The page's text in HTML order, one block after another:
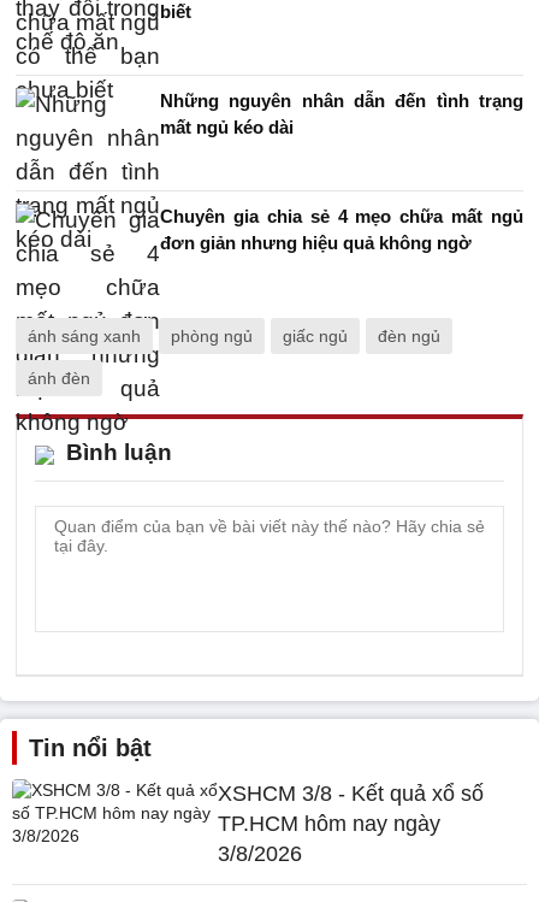
biết
Những nguyên nhân dẫn đến tình trạng
mất ngủ kéo dài
Chuyên gia chia sẻ 4 mẹo chữa mất ngủ
đơn giản nhưng hiệu quả không ngờ
ánh sáng xanh phòng ngủ giấc ngủ đèn ngủ
ánh đèn
Bình luận
Tin nổi bật
XSHCM 3/8 - Kết quả xổ số
TP.HCM hôm nay ngày
3/8/2026